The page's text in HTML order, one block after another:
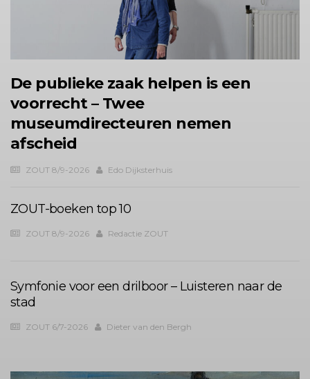
De publieke zaak helpen is een
voorrecht – Twee
museumdirecteuren nemen
afscheid
ZOUT 8/9-2026 Edo Dijksterhuis
ZOUT-boeken top 10
ZOUT 8/9-2026 Redactie ZOUT
Symfonie voor een drilboor – Luisteren naar de
stad
ZOUT 6/7-2026 Dieter van den Bergh